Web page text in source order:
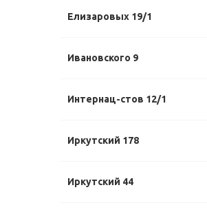
Елизаровых 19/1
Ивановского 9
Интернац-стов 12/1
Иркутский 178
Иркутский 44